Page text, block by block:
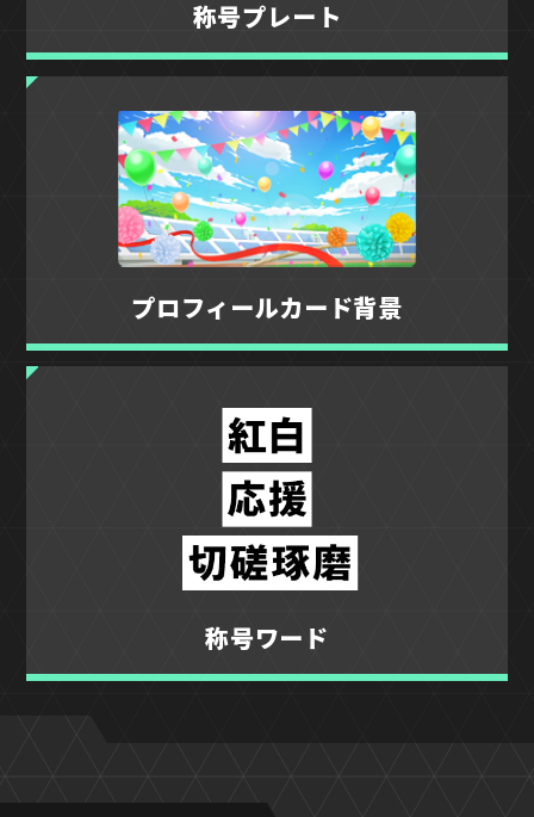
称号プレート
プロフィールカード背景
称号ワード